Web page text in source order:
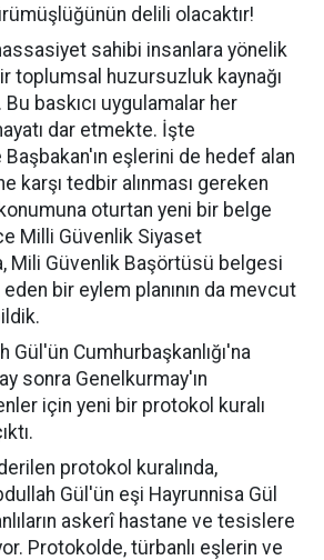
delili olacaktır!
sahibi insanlara yönelik
toplumsal huzursuzluk kaynağı
baskıcı uygulamalar her
dar etmekte. İşte
Başbakan'ın eşlerini de hedef alan
karşı tedbir alınması gereken
oturtan yeni bir belge
Milli Güvenlik Siyaset
Mili Güvenlik Başörtüsü belgesi
eden bir eylem planının da mevcut
Gül'ün Cumhurbaşkanlığı'na
sonra Genelkurmay'ın
için yeni bir protokol kuralı
protokol kuralında,
Gül'ün eşi Hayrunnisa Gül
askerî hastane ve tesislere
Protokolde, türbanlı eşlerin ve